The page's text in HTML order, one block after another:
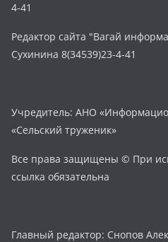
4-41
Редактор сайта "Вагай
Сухинина 8(34539)23-4-41
Учредитель: АНО
«Сельский труженик»
Все права защищены © При
ссылка обязательна
Главный редактор: Снопов